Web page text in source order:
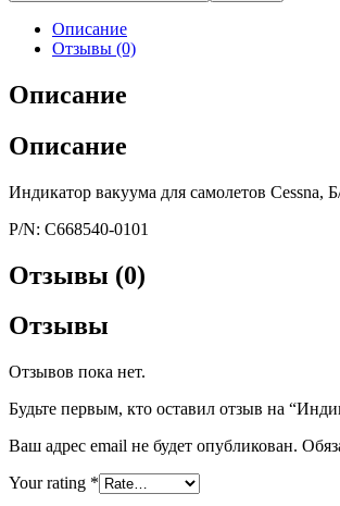
Описание
Отзывы (0)
Описание
Описание
Индикатор вакуума для самолетов Cessna,
P/N: C668540-0101
Отзывы (0)
Отзывы
Отзывов пока нет.
Будьте первым, кто оставил отзыв на
Ваш адрес email не будет опубликован.
Your rating *